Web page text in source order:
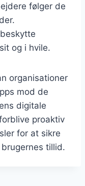
følger de
og i hvile.
organisationer
mod de
digitale
proaktiv
for at sikre
tillid.